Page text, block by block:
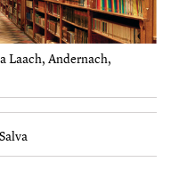
Laach, Andernach,